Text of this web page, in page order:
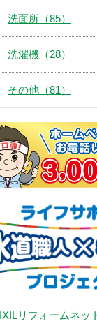
洗面所（85）
洗濯機（28）
その他（81）